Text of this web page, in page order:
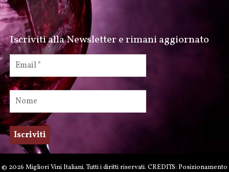
Iscriviti alla Newsletter e rimani aggiornato
© 2026 Migliori Vini Italiani. Tutti i diritti riservati. CREDITS: Posizionamento